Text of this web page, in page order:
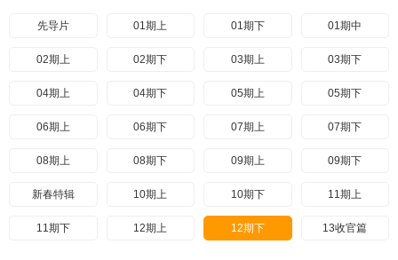
先导片 01期上 01期下 01期中
02期上 02期下 03期上 03期下
04期上 04期下 05期上 05期下
06期上 06期下 07期上 07期下
08期上 08期下 09期上 09期下
新春特辑 10期上 10期下 11期上
11期下 12期上 12期下 13收官篇